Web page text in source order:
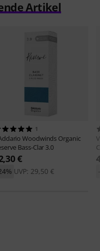
Artikel
1
Woodwinds Organic
Bass-Clar 3.0
€
UVP: 29,50 €